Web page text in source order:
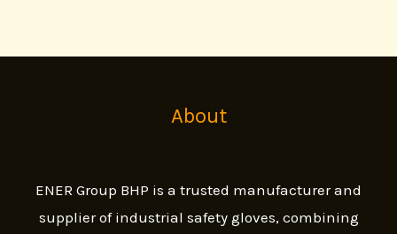
About
ENER Group BHP is a trusted manufacturer and
supplier of industrial safety gloves, combining